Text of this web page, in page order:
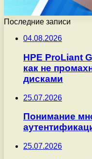
Последние записи
04.08.2026
HPE ProLiant
как не
дисками
25.07.2026
Понимание
25.07.2026